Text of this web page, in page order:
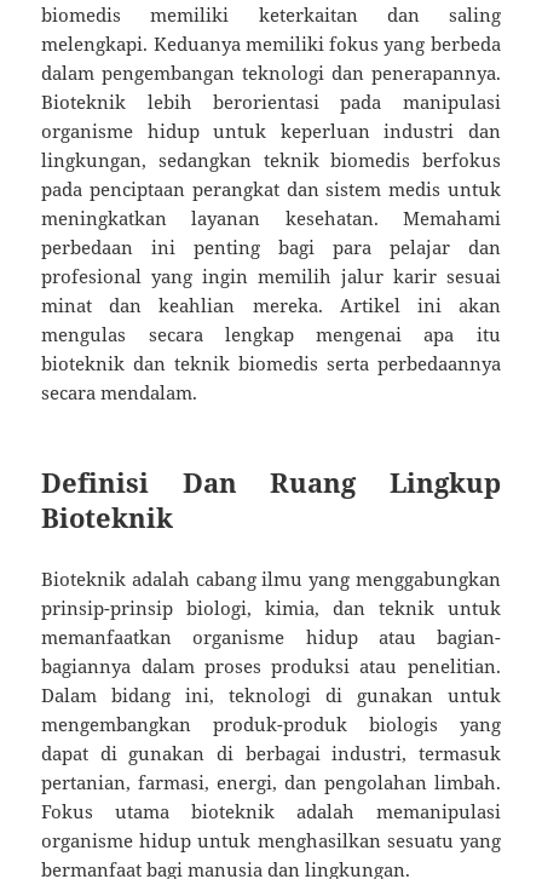
biomedis memiliki keterkaitan dan saling
melengkapi. Keduanya memiliki fokus yang berbeda
dalam pengembangan teknologi dan penerapannya.
Bioteknik lebih berorientasi pada manipulasi
organisme hidup untuk keperluan industri dan
lingkungan, sedangkan teknik biomedis berfokus
pada penciptaan perangkat dan sistem medis untuk
meningkatkan layanan kesehatan. Memahami
perbedaan ini penting bagi para pelajar dan
profesional yang ingin memilih jalur karir sesuai
minat dan keahlian mereka. Artikel ini akan
mengulas secara lengkap mengenai apa itu
bioteknik dan teknik biomedis serta perbedaannya
secara mendalam.
Definisi Dan Ruang Lingkup
Bioteknik
Bioteknik adalah cabang ilmu yang menggabungkan
prinsip-prinsip biologi, kimia, dan teknik untuk
memanfaatkan organisme hidup atau bagian-
bagiannya dalam proses produksi atau penelitian.
Dalam bidang ini, teknologi di gunakan untuk
mengembangkan produk-produk biologis yang
dapat di gunakan di berbagai industri, termasuk
pertanian, farmasi, energi, dan pengolahan limbah.
Fokus utama bioteknik adalah memanipulasi
organisme hidup untuk menghasilkan sesuatu yang
bermanfaat bagi manusia dan lingkungan.